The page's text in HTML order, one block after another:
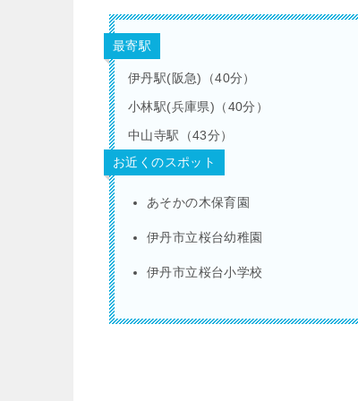
最寄駅
伊丹駅(阪急)（40分）
小林駅(兵庫県)（40分）
中山寺駅（43分）
お近くのスポット
あそかの木保育園
伊丹市立桜台幼稚園
伊丹市立桜台小学校